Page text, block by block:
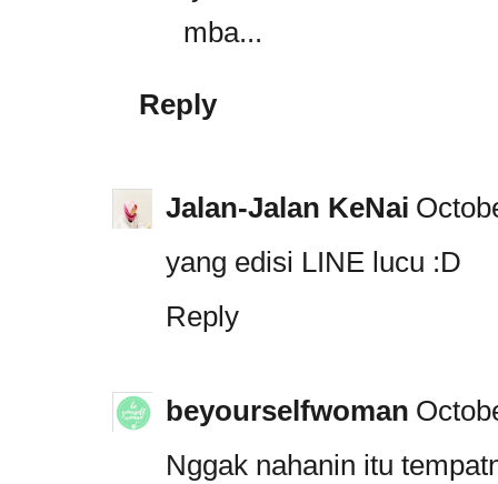
mba...
Reply
Jalan-Jalan KeNai
yang edisi LINE lucu :D
Reply
beyourselfwoman
Nggak nahanin itu